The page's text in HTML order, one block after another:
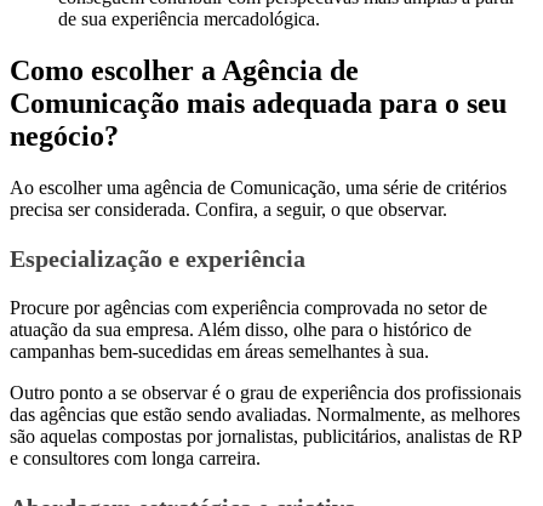
de sua experiência mercadológica.
Como escolher a Agência de
Comunicação mais adequada para o seu
negócio?
Ao escolher uma agência de Comunicação, uma série de critérios
precisa ser considerada. Confira, a seguir, o que observar.
Especialização e experiência
Procure por agências com experiência comprovada no setor de
atuação da sua empresa. Além disso, olhe para o histórico de
campanhas bem-sucedidas em áreas semelhantes à sua.
Outro ponto a se observar é o grau de experiência dos profissionais
das agências que estão sendo avaliadas. Normalmente, as melhores
são aquelas compostas por jornalistas, publicitários, analistas de RP
e consultores com longa carreira.